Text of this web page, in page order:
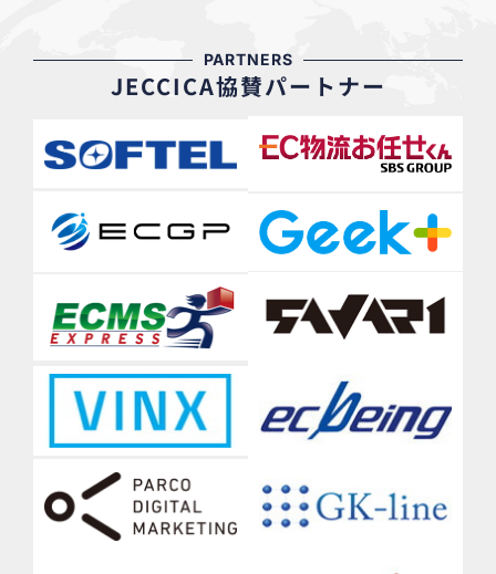
PARTNERS
JECCICA協賛パートナー